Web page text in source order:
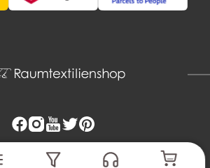
| Design und Entwicklung